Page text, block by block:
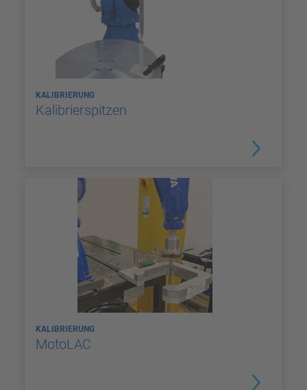
KALIBRIERUNG
Kalibrierspitzen
KALIBRIERUNG
MotoLAC